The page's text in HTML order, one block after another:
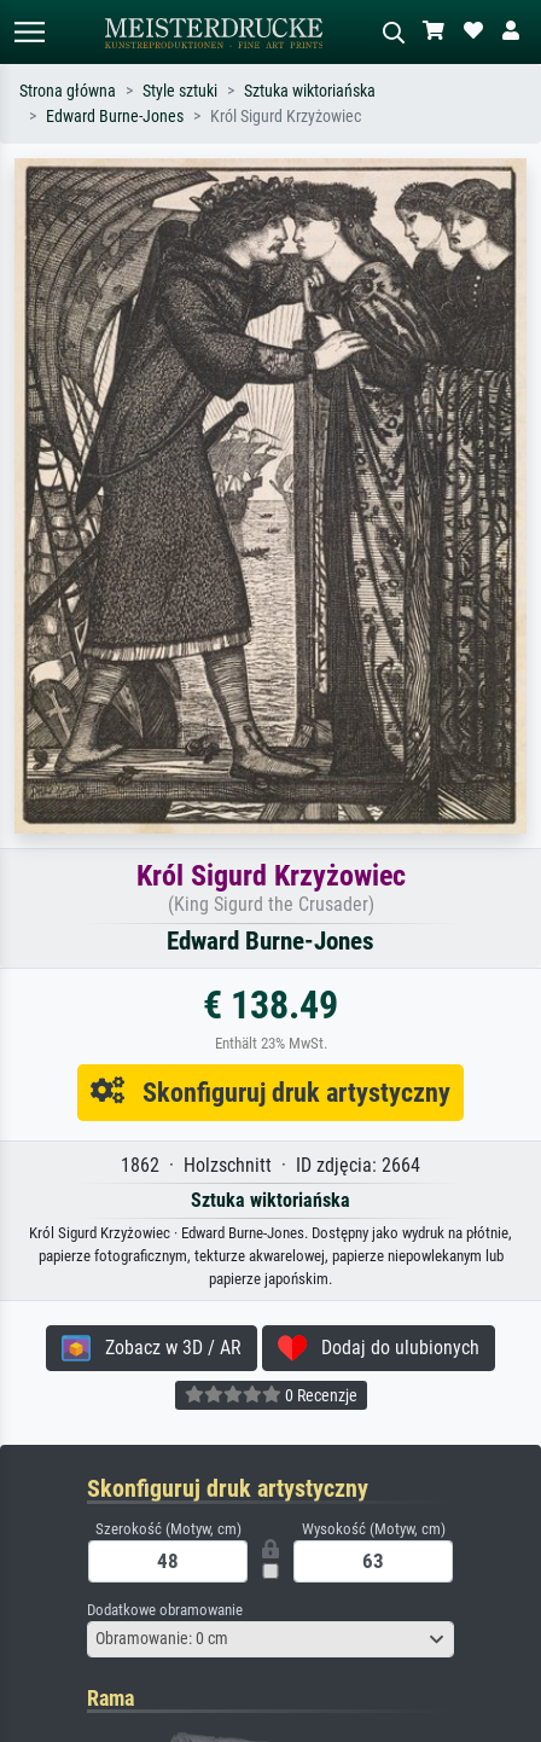
Szukaj wg artysty, tytułu lub stylu – np.
Monet, Gwiaździsta noc,
impresjonizm, fala Hokusaia, akt.
Opisz scenę – np. zielona łąka,
abstrakcja z czerwienią, ciemny olej,
stojący akt obok drzewa.
Strona główna Style sztuki
Sztuka wiktoriańska
Edward Burne-Jones
Król Sigurd Krzyżowiec
Król Sigurd Krzyżowiec
(King Sigurd the Crusader)
Edward Burne-Jones
€ 138.49
Enthält 23% MwSt.
Skonfiguruj druk artystyczny
1862 · Holzschnitt · ID zdjęcia: 2664
Sztuka wiktoriańska
Król Sigurd Krzyżowiec · Edward Burne-Jones. Dostępny jako wydruk na płótnie,
papierze fotograficznym, tekturze akwarelowej, papierze niepowlekanym lub
papierze japońskim.
Zobacz w 3D / AR Dodaj do ulubionych
0 Recenzje
Skonfiguruj druk artystyczny
Szerokość (Motyw, cm) Wysokość (Motyw, cm)
Dodatkowe obramowanie
Obramowanie: 0 cm
Rama